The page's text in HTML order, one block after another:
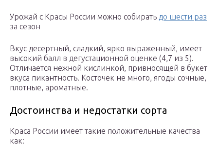
Урожай с Красы России можно собирать до шести раз
за сезон
Вкус десертный, сладкий, ярко выраженный, имеет
высокий балл в дегустационной оценке (4,7 из 5).
Отличается нежной кислинкой, привносящей в букет
вкуса пикантность. Косточек не много, ягоды сочные,
плотные, ароматные.
Достоинства и недостатки сорта
Краса России имеет такие положительные качества
как: